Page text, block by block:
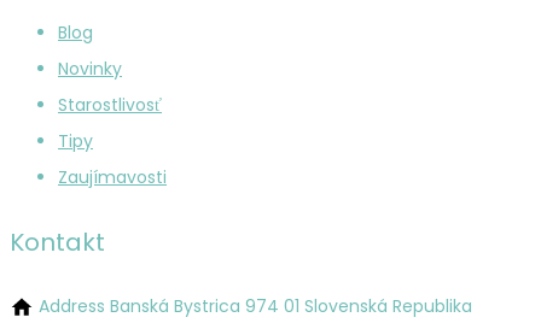
Blog
Novinky
Starostlivosť
Tipy
Zaujímavosti
Kontakt
Address Banská Bystrica 974 01 Slovenská Republika